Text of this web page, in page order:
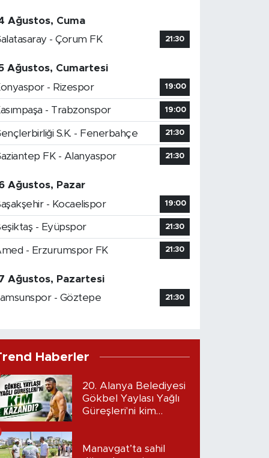
Ağustos, Cuma
- Çorum FK
21:30
Ağustos, Cumartesi
- Rizespor
19:00
- Trabzonspor 19:00
S.K. - Fenerbahçe 21:30
FK - Alanyaspor 21:30
Ağustos, Pazar
- Kocaelispor
19:00
- Eyüpspor 21:30
- Erzurumspor FK 21:30
Ağustos, Pazartesi
- Göztepe
21:30
Haberler
20. Alanya Belediyesi
Gökbel Yaylası Yağlı
Güreşleri'ni kim
Manavgat’ta sahil